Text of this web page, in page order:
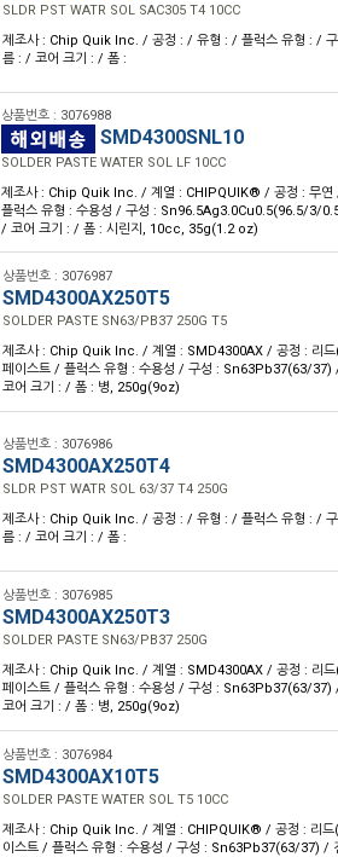
SLDR PST WATR SOL SAC305 T4 10CC
제조사 : Chip Quik Inc. / 공정 : / 유형 : / 플럭스 유형 : /
름 : / 코어 크기 : / 폼 :
상품번호 : 3076988
SMD4300SNL10
SOLDER PASTE WATER SOL LF 10CC
제조사 : Chip Quik Inc. / 계열 : CHIPQUIK® / 공정 : 무연
플럭스 유형 : 수용성 / 구성 : Sn96.5Ag3.0Cu0.5(96.5/3/
/ 코어 크기 : / 폼 : 시린지, 10cc, 35g(1.2 oz)
상품번호 : 3076987
SMD4300AX250T5
SOLDER PASTE SN63/PB37 250G T5
제조사 : Chip Quik Inc. / 계열 : SMD4300AX / 공정 : 리
페이스트 / 플럭스 유형 : 수용성 / 구성 : Sn63Pb37(63/
코어 크기 : / 폼 : 병, 250g(9oz)
상품번호 : 3076986
SMD4300AX250T4
SLDR PST WATR SOL 63/37 T4 250G
제조사 : Chip Quik Inc. / 공정 : / 유형 : / 플럭스 유형 : /
름 : / 코어 크기 : / 폼 :
상품번호 : 3076985
SMD4300AX250T3
SOLDER PASTE SN63/PB37 250G
제조사 : Chip Quik Inc. / 계열 : SMD4300AX / 공정 : 리
페이스트 / 플럭스 유형 : 수용성 / 구성 : Sn63Pb37(63/
코어 크기 : / 폼 : 병, 250g(9oz)
상품번호 : 3076984
SMD4300AX10T5
SOLDER PASTE WATER SOL T5 10CC
제조사 : Chip Quik Inc. / 계열 : CHIPQUIK® / 공정 : 리드
이스트 / 플럭스 유형 : 수용성 / 구성 : Sn63Pb37(63/37) /